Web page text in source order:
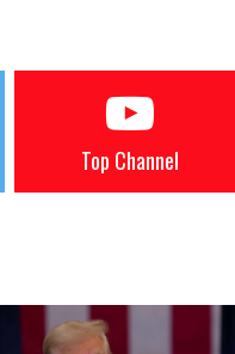
Top Channel